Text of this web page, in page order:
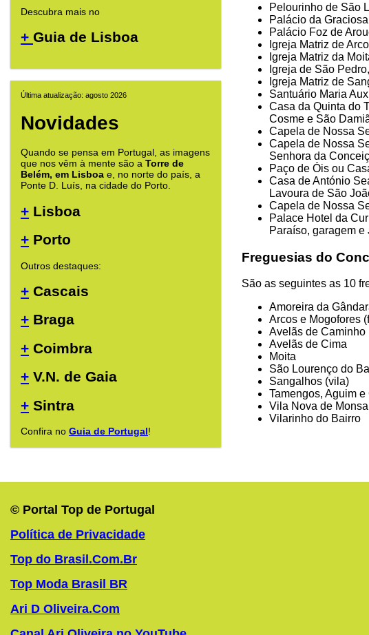
Descubra mais no
+ Guia de Lisboa
Última atualização: agosto 2026
Novidades
Quando se pensa em Portugal, as imagens
que nos vêm à mente são a Torre de
Belém, em Lisboa e, no norte do país, a
Ponte D. Luís, na cidade do Porto.
+ Lisboa
+ Porto
Outros destaques:
+ Cascais
+ Braga
+ Coimbra
+ V.N. de Gaia
+ Sintra
Confira no Guia de Portugal!
Pelourinho de São
Palácio da Graciosa
Palácio Foz de
Igreja Matriz de
Igreja Matriz da
Igreja de São
Igreja Matriz de
Santuário Maria
Casa da Quinta do
Cosme e São
Capela de Nossa
Capela de Nossa
Senhora da
Paço de Óis ou
Casa de António
Lavoura de São
Capela de Nossa
Palace Hotel da
Paraíso, garagem e
Freguesias do
São as seguintes as 10
Amoreira da
Arcos e Mogofores
Avelãs de Caminho
Avelãs de Cima
Moita
São Lourenço do
Sangalhos (vila)
Tamengos, Aguim
Vila Nova de
Vilarinho do Bairro
© Portal Top de Portugal
Política de Privacidade
Top do Brasil.Com.Br
Top Moda Brasil BR
Ari D Oliveira.Com